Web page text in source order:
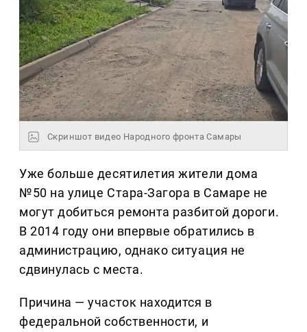
Скриншот видео Народного фронта Самары
Уже больше десятилетия жители дома
№50 на улице Стара-Загора в Самаре не
могут добиться ремонта разбитой дороги.
В 2014 году они впервые обратились в
администрацию, однако ситуация не
сдвинулась с места.
Причина — участок находится в
федеральной собственности, и